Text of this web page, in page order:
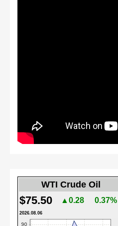
WTI Crude Oil
$75.50 ▲0.28 0.37%
2026.08.06